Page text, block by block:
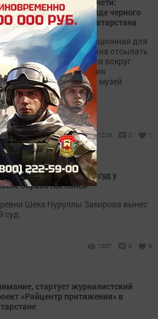
ее построят в виде черного
«на воде» в столице Татарстана
задумке авторов, традиционная для
форма купола должна отсылать
молящихся вокруг
По периметру здания
организовать музей
ислама.
1229 0 1
пчеловод выиграл суд у
обработки полей
Шека Нуруллы Закирова вынес
суд.
1037 0 6
стартует журналистский
«Райцентр притяжения» в